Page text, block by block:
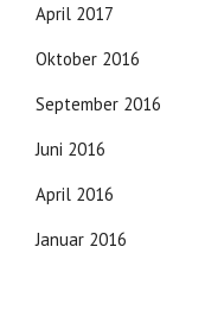
April 2017
Oktober 2016
September 2016
Juni 2016
April 2016
Januar 2016